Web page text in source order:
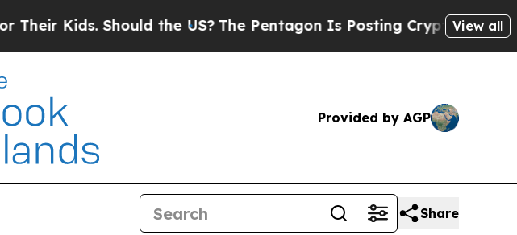
Should the US? The Pentagon Is Posting Cryptic BiblicalView all
Provided by AGP
Share